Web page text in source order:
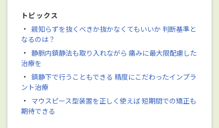
トピックス
・ 親知らずを抜くべきか抜かなくてもいいか 判断基準と
なるのは？
・ 静脈内鎮静法も取り入れながら 痛みに最大限配慮した
治療を
・ 鎮静下で行うこともできる 精度にこだわったインプラ
ント治療
・ マウスピース型装置を正しく使えば 短期間での矯正も
期待できる